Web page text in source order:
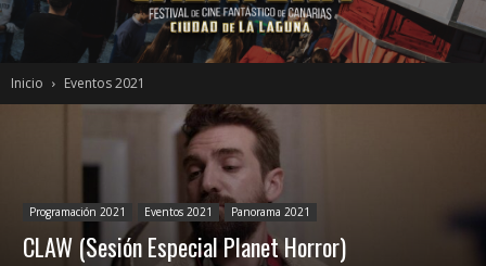
Inicio Eventos 2021
Programación 2021 Eventos 2021 Panorama 2021
CLAW (Sesión Especial Planet Horror)